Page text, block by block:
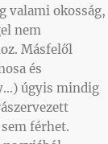
valami okosság,
nem
Másfelől
és
úgyis mindig
férhet.